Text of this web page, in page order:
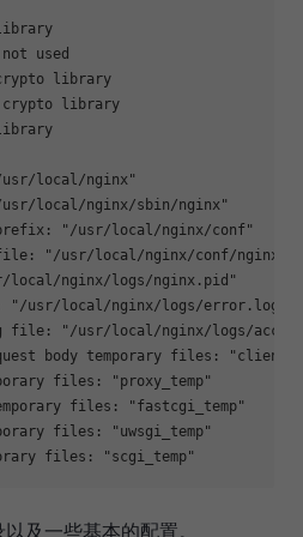
used
library
library
local/nginx"
local/nginx/sbin/nginx"
"/usr/local/nginx/conf"
"/usr/local/nginx/conf/
local/nginx/logs/nginx.pid"
"/usr/local/nginx/logs/error.log"
file:
"/usr/local/nginx/logs/
body temporary files:
files:
"proxy_temp"
files:
"fastcgi_temp"
files:
"uwsgi_temp"
files:
"scgi_temp"
及一些基本的配置。